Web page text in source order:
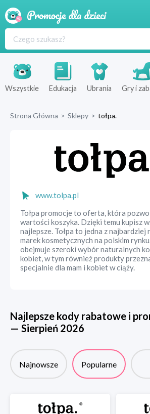
Produkty
Sklepy
Wszystkie Edukacja Ubrania Gry i
Strona Główna > Sklepy > tołpa.
www.tolpa.pl
Tołpa promocje to oferta, która
wartości koszyka. Dzięki temu kupisz
najlepsze. Tołpa to jedna z najbardziej
marek kosmetycznych na polskim
obejmuje szeroki wybór naturalnych
kobiet, w tym również produkty
specjalnie dla mam i kobiet w ciąży.
Najlepsze kody rabatowe i
— Sierpień 2026
Najnowsze Popularne